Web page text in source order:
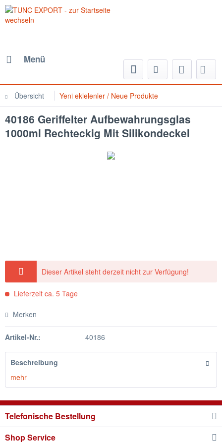
Menü
Übersicht Yeni eklelenler / Neue Produkte
40186 Geriffelter Aufbewahrungsglas
1000ml Rechteckig Mit Silikondeckel
Dieser Artikel steht derzeit nicht zur Verfügung!
Lieferzeit ca. 5 Tage
Merken
Artikel-Nr.: 40186
Beschreibung
mehr
Telefonische Bestellung
Shop Service